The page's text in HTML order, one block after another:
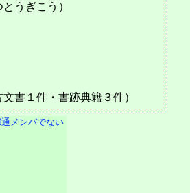
うぎこう）
書１件・書跡典籍３件）